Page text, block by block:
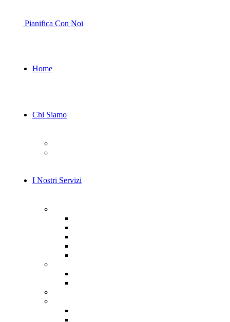
Pianifica Con Noi
Home
Chi Siamo
I Nostri Servizi